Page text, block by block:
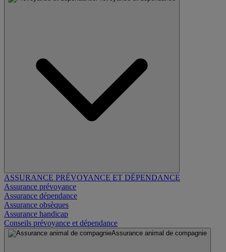
ASSURANCE PRÉVOYANCE ET DÉPENDANCE
Assurance prévoyance
Assurance dépendance
Assurance obsèques
Assurance handicap
Conseils prévoyance et dépendance
Assurance animal de compagnie